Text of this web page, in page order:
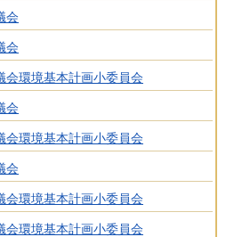
会
会
会環境基本計画小委員会
会
会環境基本計画小委員会
会
会環境基本計画小委員会
会環境基本計画小委員会